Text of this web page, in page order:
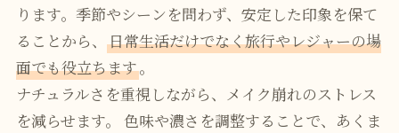
ります。季節やシーンを問わず、安定した印象を保て
ることから、 日常生活だけでなく旅行やレジャーの場
面でも役立ちます。
ナチュラルさを重視しながら、メイク崩れのストレス
を減らせます。 色味や濃さを調整することで、あくま